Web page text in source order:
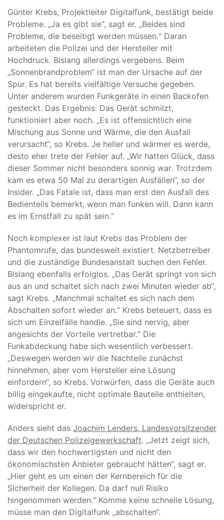
Günter Krebs, Projektleiter Digitalfunk, bestätigt beide
Probleme. „Ja es gibt sie“, sagt er. „Beides sind
Probleme, die beseitigt werden müssen.“ Daran
arbeiteten die Polizei und der Hersteller mit
Hochdruck. Bislang allerdings vergebens. Beim
„Sonnenbrandproblem“ ist man der Ursache auf der
Spur. Es hat bereits vielfältige Versuche gegeben.
Unter anderem wurden Funkgeräte in einen Backofen
gesteckt. Das Ergebnis: Das Gerät schmilzt,
funktioniert aber noch. „Es ist offensichtlich eine
Mischung aus Sonne und Wärme, die den Ausfall
verursacht“, so Krebs. Je heller und wärmer es werde,
desto eher trete der Fehler auf. „Wir hatten Glück, dass
dieser Sommer nicht besonders sonnig war. Trotzdem
kam es etwa 50 Mal zu derartigen Ausfällen“, so der
Insider. „Das Fatale ist, dass man erst den Ausfall des
Bedienteils bemerkt, wenn man funken will. Dann kann
es im Ernstfall zu spät sein.“
Noch komplexer ist laut Krebs das Problem der
Phantomrufe, das bundesweit existiert. Netzbetreiber
und die zuständige Bundesanstalt suchen den Fehler.
Bislang ebenfalls erfolglos. „Das Gerät springt von sich
aus an und schaltet sich nach zwei Minuten wieder ab“,
sagt Krebs. „Manchmal schaltet es sich nach dem
Abschalten sofort wieder an.“ Krebs beteuert, dass es
sich um Einzelfälle handle. „Sie sind nervig, aber
angesichts der Vorteile vertretbar.“ Die
Funkabdeckung habe sich wesentlich verbessert.
„Deswegen werden wir die Nachteile zunächst
hinnehmen, aber vom Hersteller eine Lösung
einfordern“, so Krebs. Vorwürfen, dass die Geräte auch
billig eingekaufte, nicht optimale Bauteile enthielten,
widerspricht er.
Anders sieht das Joachim Lenders, Landesvorsitzender
der Deutschen Polizeigewerkschaft. „Jetzt zeigt sich,
dass wir den hochwertigsten und nicht den
ökonomischsten Anbieter gebraucht hätten“, sagt er.
„Hier geht es um einen der Kernbereich für die
Sicherheit der Kollegen. Da darf null Risiko
hingenommen werden.“ Komme keine schnelle Lösung,
müsse man den Digitalfunk „abschalten“.